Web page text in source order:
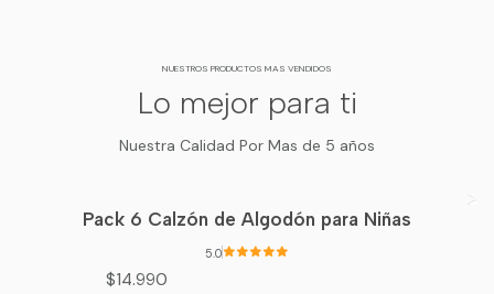
NUESTROS PRODUCTOS MAS VENDIDOS
Lo mejor para ti
Nuestra Calidad Por Mas de 5 años
Pack 6 Calzón de Algodón para Niñas
5.0
$14.990